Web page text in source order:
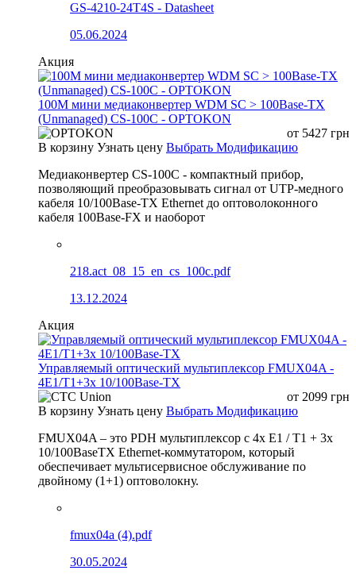
GS-4210-24T4S - Datasheet
05.06.2024
Акция
100М мини медиаконвертер WDM SC > 100Base-TX
(Unmanaged) CS-100C - OPTOKON
от 5427 грн
В корзину Узнать цену Выбрать Модификацию
Медиаконвертер CS-100C - компактный прибор,
позволяющий преобразовывать сигнал от UTP-медного
кабеля 10/100Base-TX Ethernet до оптоволоконного
кабеля 100Base-FX и наоборот
218.act_08_15_en_cs_100c.pdf
13.12.2024
Акция
Управляемый оптический мультиплексор FMUX04A -
4E1/T1+3x 10/100Base-TX
от 2099 грн
В корзину Узнать цену Выбрать Модификацию
FMUX04A – это PDH мультиплексор с 4x E1 / T1 + 3x
10/100BaseTX Ethernet-коммутатором, который
обеспечивает мультисервисное обслуживание по
двойному (1+1) оптоволокну.
fmux04a (4).pdf
30.05.2024